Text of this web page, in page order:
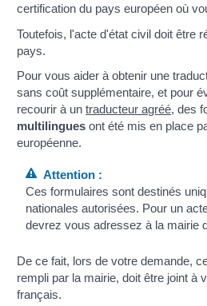
certification du pays européen où
Toutefois, l'acte d'état civil doit être
pays.
Pour vous aider à obtenir une
sans coût supplémentaire, et pour
recourir à untraducteur agréé, des
multilingues ont été mis en place
européenne.
Attention :
Ces formulaires sont destinés
nationales autorisées. Pour un
devrez vous adressez à la mairie
De ce fait, lors de votre demande,
rempli par la mairie, doit être joint à
français.